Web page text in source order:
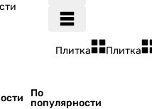
По
популярности
Плитка Плитка